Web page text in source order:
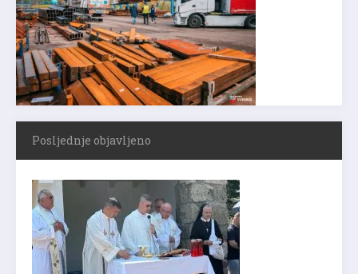
Posljednje objavljeno